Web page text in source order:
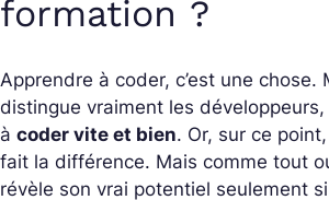
formation ?
Apprendre à coder, c’est une chose.
distingue vraiment les développeurs,
à coder vite et bien. Or, sur ce
fait la différence. Mais comme tout
révèle son vrai potentiel seulement